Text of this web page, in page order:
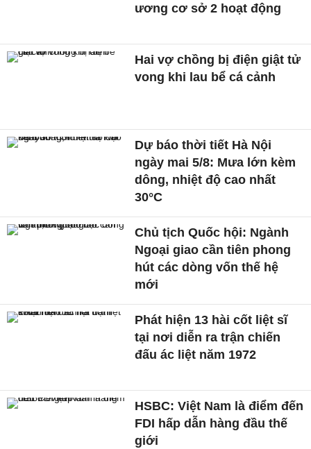
ương cơ sở 2 hoạt động
Hai vợ chồng bị điện giật tử
vong khi lau bể cá cảnh
Dự báo thời tiết Hà Nội
ngày mai 5/8: Mưa lớn kèm
dông, nhiệt độ cao nhất
30°C
Chủ tịch Quốc hội: Ngành
Ngoại giao cần tiên phong
hút các dòng vốn thế hệ
mới
Phát hiện 13 hài cốt liệt sĩ
tại nơi diễn ra trận chiến
đấu ác liệt năm 1972
HSBC: Việt Nam là điểm đến
FDI hấp dẫn hàng đầu thế
giới